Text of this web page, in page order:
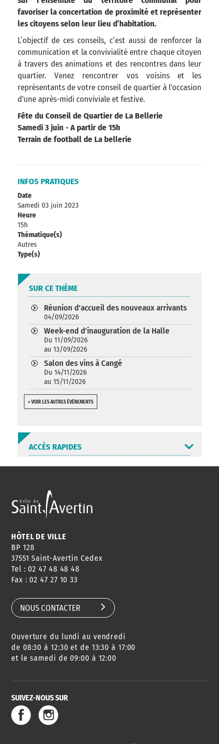
favoriser la concertation de proximité et représenter
les citoyens selon leur lieu d’habitation.
L’objectif de ces conseils, c’est aussi de renforcer la
communication et la convivialité entre chaque citoyen
à travers des animations et des rencontres dans leur
quartier. Venez rencontrer vos voisins et les
représentants de votre conseil de quartier à l'occasion
d'une après-midi conviviale et festive.
Fête du Conseil de Quartier de La Bellerie
Samedi 3 juin - A partir de 15h
Terrain de football de La bellerie
INFOS PRATIQUES
Date
Samedi 03 juin 2023
Heure
15h
Thématique(s)
Autres
Type(s)
SUR CE THÈME
Réunion d'accueil des nouveaux arrivants
04/09/2026
Week-end d'inauguration de la Halle
Du 11/09/2026
au 13/09/2026
Salon des vins à Cangé
Du 14/11/2026
au 15/11/2026
> VOIR LES AUTRES ÉVÉNEMENTS
ACCÈS RAPIDES
ANNUAIRE
HORAIRES
CONSEILS
DE QUARTIER
AGENDA
DES SORTIES
URBANISME
SERVICE
DE L'EAU
HÔTEL DE VILLE
BP 128
37551 Saint-Avertin Cedex
Tel : 02 47 48 48 48
Fax : 02 47 27 10 33
NOUS CONTACTER
Ouverture du lundi au vendredi
de 08:30 à 12:30 et de 13:30 à 17:00
et le samedi de 09:00 à 12:00
SUIVEZ-NOUS SUR